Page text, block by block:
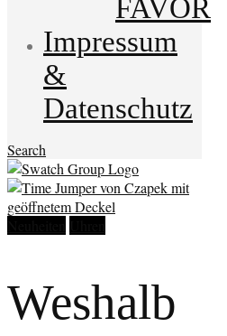
FAVOR
Impressum
&
Datenschutz
Search
Weshalb